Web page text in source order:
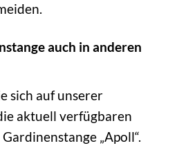
auch in anderen
sich auf unserer
aktuell verfügbaren
„Apoll“.